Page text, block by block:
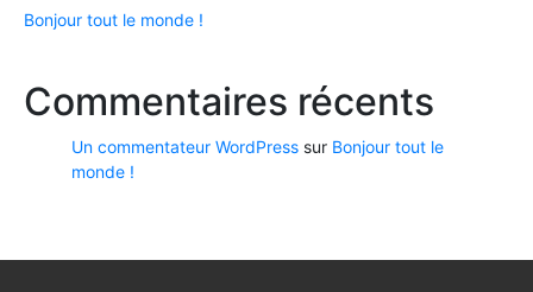
Bonjour tout le monde !
Commentaires récents
Un commentateur WordPress sur Bonjour tout le
monde !